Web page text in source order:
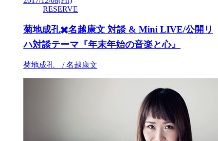
RESERVE
菊地成孔✖️名越康文 対談 & Mini LIVE/公開リ
ハ対談テーマ『年末年始の音楽と心』
菊地成孔 / 名越康文